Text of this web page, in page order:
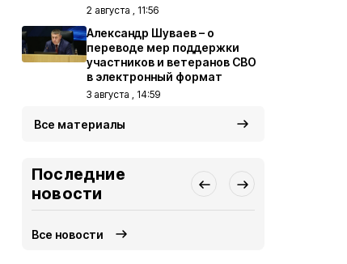
2 августа , 11:56
Александр Шуваев – о
переводе мер поддержки
участников и ветеранов СВО
в электронный формат
3 августа , 14:59
Все материалы
Последние
новости
Все новости